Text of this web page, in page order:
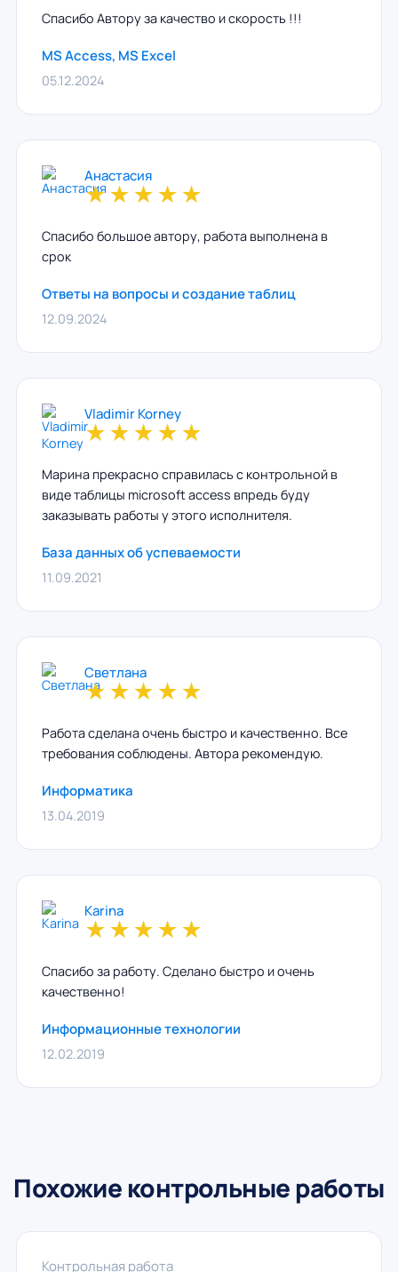
Спасибо Автору за качество и скорость !!!
MS Access, MS Excel
05.12.2024
Анастасия
★★★★★
Спасибо большое автору, работа выполнена в
срок
Ответы на вопросы и создание таблиц
12.09.2024
Vladimir Korney
★★★★★
Марина прекрасно справилась с контрольной в
виде таблицы microsoft access впредь буду
заказывать работы у этого исполнителя.
База данных об успеваемости
11.09.2021
Светлана
★★★★★
Работа сделана очень быстро и качественно. Все
требования соблюдены. Автора рекомендую.
Информатика
13.04.2019
Karina
★★★★★
Спасибо за работу. Сделано быстро и очень
качественно!
Информационные технологии
12.02.2019
Похожие контрольные работы
Контрольная работа